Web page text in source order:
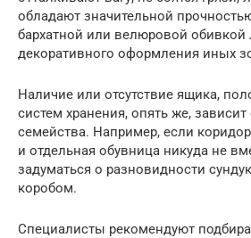
обладают значительной
бархатной или велюровой обивкой
декоративного оформления иных
Наличие или отсутствие ящика,
систем хранения, опять же, зависит
семейства. Например, если
и отдельная обувница никуда не
задуматься о разновидности
коробом.
Специалисты рекомендуют